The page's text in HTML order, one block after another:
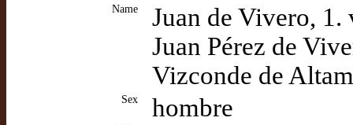
Name
Juan de Vivero,
Juan Pérez de
Vizconde de
Sex hombre